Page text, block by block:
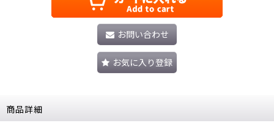
お問い合わせ
お気に入り登録
商品詳細